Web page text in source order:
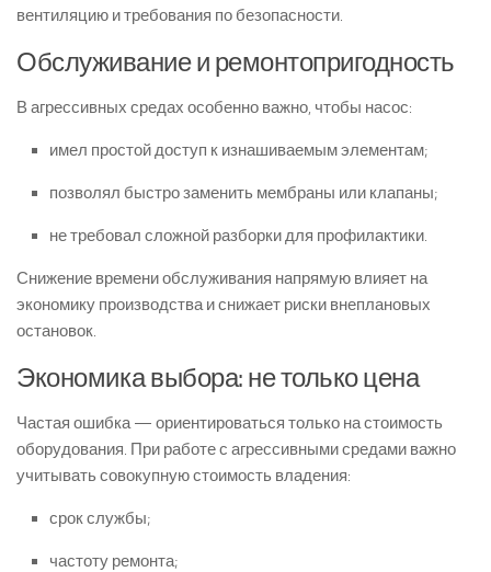
вентиляцию и требования по безопасности.
Обслуживание и ремонтопригодность
В агрессивных средах особенно важно, чтобы насос:
имел простой доступ к изнашиваемым элементам;
позволял быстро заменить мембраны или клапаны;
не требовал сложной разборки для профилактики.
Снижение времени обслуживания напрямую влияет на
экономику производства и снижает риски внеплановых
остановок.
Экономика выбора: не только цена
Частая ошибка — ориентироваться только на стоимость
оборудования. При работе с агрессивными средами важно
учитывать совокупную стоимость владения:
срок службы;
частоту ремонта;